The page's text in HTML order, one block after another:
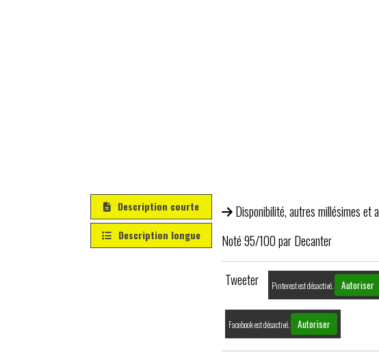
Description courte
Description longue
Disponibilité, autres millésimes et
Noté 95/100 par Decanter
Tweeter Pinterest est désactivé. Autoriser
Facebook est désactivé. Autoriser